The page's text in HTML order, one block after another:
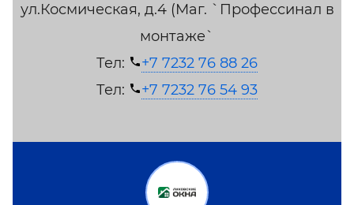
ул.Космическая, д.4 (Маг. `Профессинал в
монтаже`
Тел:
+7 7232 76 88 26
Тел:
+7 7232 76 54 93